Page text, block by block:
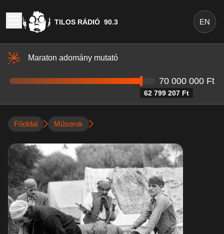
TILOS RÁDIÓ 90.3 EN
Maraton adomány mutató
62 799 207 Ft
70 000 000 Ft
Főoldal Műsorok